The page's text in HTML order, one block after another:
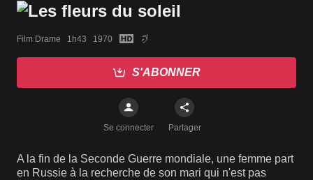
Film Drame   1h43   1970
S'ABONNER
Se connecter Partager
A la fin de la Seconde Guerre mondiale, une femme part
en Russie à la recherche de son mari qui n'est pas